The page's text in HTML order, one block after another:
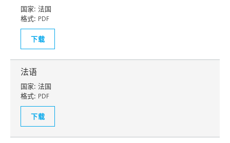
国家: 法国
格式: PDF
下载
法语
国家: 法国
格式: PDF
下载